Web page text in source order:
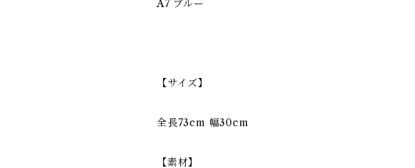
A7 ブルー
【サイズ】
全長73cm 幅30cm
【素材】